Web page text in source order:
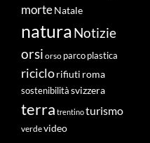
morteNatale
naturaNotizie
orsi orso parco plastica
riciclorifiuti roma
sostenibilità svizzera
terra trentinoturismo
verdevideo